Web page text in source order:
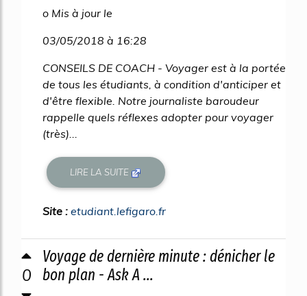
o Mis à jour le
03/05/2018 à 16:28
CONSEILS DE COACH - Voyager est à la portée
de tous les étudiants, à condition d'anticiper et
d'être flexible. Notre journaliste baroudeur
rappelle quels réflexes adopter pour voyager
(très)...
LIRE LA SUITE
Site : etudiant.lefigaro.fr
0
Voyage de dernière minute : dénicher le
bon plan - Ask A ...